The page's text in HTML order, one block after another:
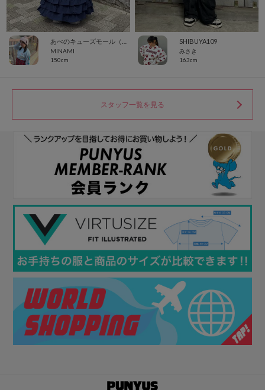
MINAMI
150cm
SHIBUYA109
みさき
163cm
スタッフ一覧を見る